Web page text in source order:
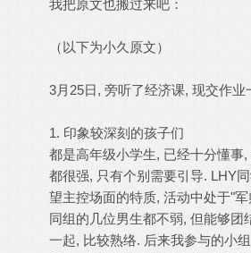
我把原文也搬过来吧：
（以下为小久原文）
3月25日, 旁听了经济课, 现交作业
1. 印象较深刻的孩子们
都是高年级小学生, 已经十分懂事
都很强, 只有个别需要引导. LHY
望主控场面的特质, 活动中处于"
同组的几位男生都不弱, 但能够团
一起, 比较熟络. 后来我参与的小